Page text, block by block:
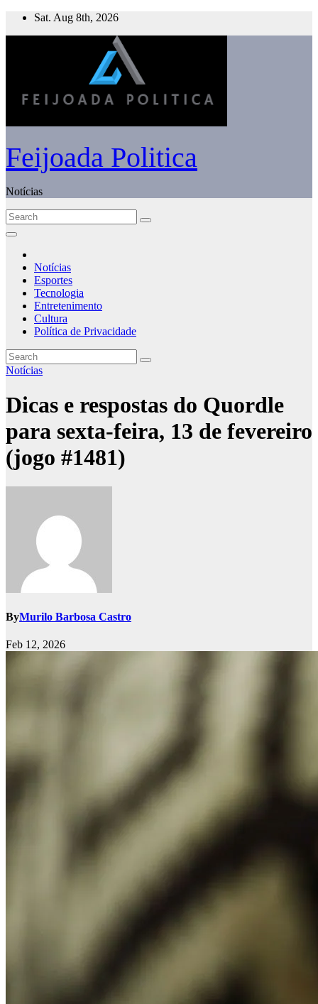
Skip
Sat. Aug 8th, 2026
Feijoada Politica
Notícias
Notícias
Esportes
Tecnologia
Entretenimento
Cultura
Política de Privacidade
Notícias
Dicas e respostas do Quordle
para sexta-feira, 13 de fevereiro
(jogo #1481)
ByMurilo Barbosa Castro
Feb 12, 2026